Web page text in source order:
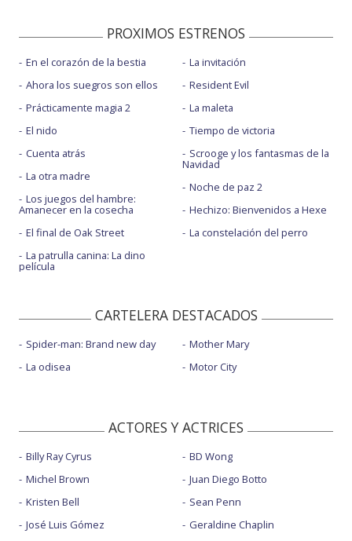
PROXIMOS ESTRENOS
En el corazón de la bestia
Ahora los suegros son ellos
Prácticamente magia 2
El nido
Cuenta atrás
La otra madre
Los juegos del hambre:
Amanecer en la cosecha
El final de Oak Street
La patrulla canina: La dino
película
La invitación
Resident Evil
La maleta
Tiempo de victoria
Scrooge y los fantasmas de la
Navidad
Noche de paz 2
Hechizo: Bienvenidos a Hexe
La constelación del perro
CARTELERA DESTACADOS
Spider-man: Brand new day
La odisea
Mother Mary
Motor City
ACTORES Y ACTRICES
Billy Ray Cyrus
Michel Brown
Kristen Bell
José Luis Gómez
BD Wong
Juan Diego Botto
Sean Penn
Geraldine Chaplin